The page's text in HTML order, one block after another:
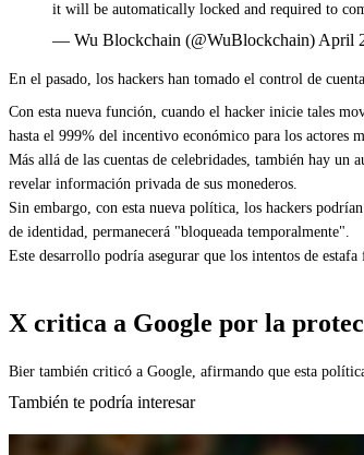
it will be automatically locked and required to
— Wu Blockchain (@WuBlockchain) April
En el pasado, los hackers han tomado el control de
Con esta nueva función, cuando el hacker inicie tales
hasta el 999% del incentivo económico para los actores
Más allá de las cuentas de celebridades, también hay un
revelar información privada de sus monederos.
Sin embargo, con esta nueva política, los hackers
de identidad, permanecerá "bloqueada temporalmente".
Este desarrollo podría asegurar que los intentos de
X critica a Google por la
Bier también criticó a Google, afirmando que esta
También te podría interesar